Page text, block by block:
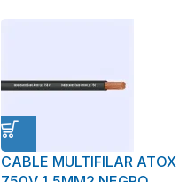
CABLE MULTIFILAR ATOX